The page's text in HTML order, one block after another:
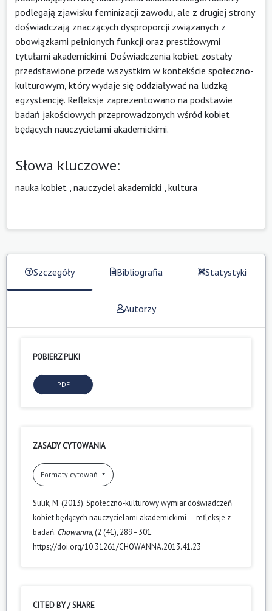
podlegają zjawisku feminizacji zawodu, ale z drugiej strony
doświadczają znaczących dysproporcji związanych z
obowiązkami pełnionych funkcji oraz prestiżowymi
tytułami akademickimi. Doświadczenia kobiet zostały
przedstawione przede wszystkim w kontekście społeczno-
kulturowym, który wydaje się oddziaływać na ludzką
egzystencję. Refleksje zaprezentowano na podstawie
badań jakościowych przeprowadzonych wśród kobiet
będących nauczycielami akademickimi.
Słowa kluczowe:
nauka kobiet nauczyciel akademicki kultura
Szczegóły Bibliografia Statystyki
Autorzy
POBIERZ PLIKI
PDF
ZASADY CYTOWANIA
Formaty cytowań
Sulik, M. (2013). Społeczno‑kulturowy wymiar doświadczeń
kobiet będących nauczycielami akademickimi — refleksje z
badań. Chowanna, (2 (41), 289–301.
https://doi.org/10.31261/CHOWANNA.2013.41.23
CITED BY / SHARE